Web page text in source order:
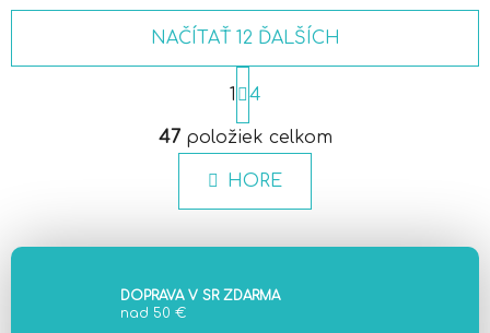
O
v
l
á
d
i
NAČÍTAŤ 12 ĎALŠÍCH
S
t
r
á
n
k
a
i
e
1 4
47položiek celkom
HORE
DOPRAVA V SR ZDARMA
nad 50 €